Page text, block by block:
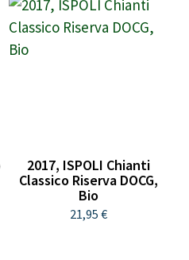
2017, ISPOLI Chianti
Classico Riserva DOCG,
Bio
21,95 €